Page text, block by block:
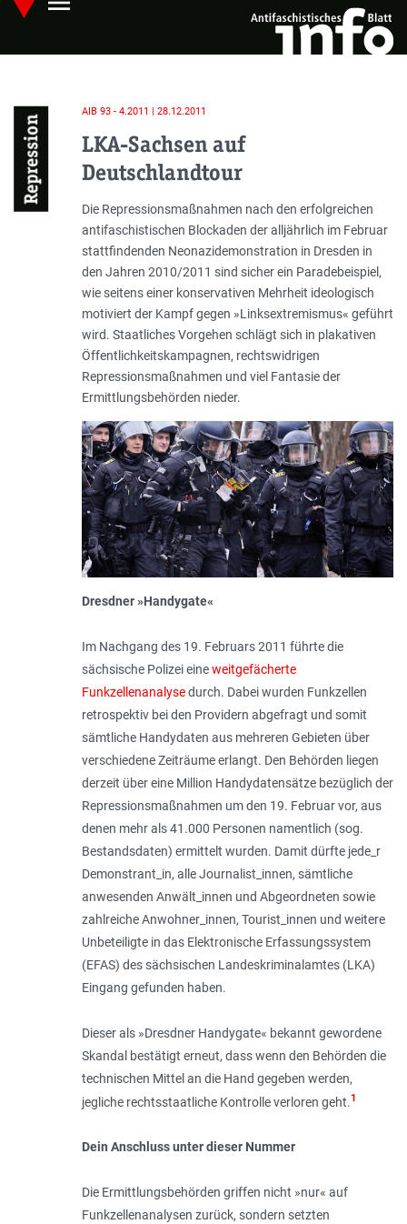
Skip
main
Hauptmenü öffnen
Repression
AIB 93 - 4.2011 | 28.12.2011
LKA-Sachsen auf
Deutschlandtour
Einleitung
Die Repressionsmaßnahmen nach den erfolgreichen
antifaschistischen Blockaden der alljährlich im Februar
stattfindenden Neonazidemonstration in Dresden in
den Jahren 2010/2011 sind sicher ein Paradebeispiel,
wie seitens einer konservativen Mehrheit ideologisch
motiviert der Kampf gegen »Linksextremismus« geführt
wird. Staatliches Vorgehen schlägt sich in plakativen
Öffentlichkeitskampagnen, rechtswidrigen
Repressionsmaßnahmen und viel Fantasie der
Ermittlungsbehörden nieder.
Dresdner »Handygate«
Im Nachgang des 19. Februars 2011 führte die
sächsische Polizei eineweitgefächerte
Funkzellenanalysedurch. Dabei wurden Funkzellen
retrospektiv bei den Providern abgefragt und somit
sämtliche Handydaten aus mehreren Gebieten über
verschiedene Zeiträume erlangt. Den Behörden liegen
derzeit über eine Million Handydatensätze bezüglich der
Repressionsmaßnahmen um den 19. Februar vor, aus
denen mehr als 41.000 Personen namentlich (sog.
Bestandsdaten) ermittelt wurden. Damit dürfte jede_r
Demonstrant_in, alle Journalist_innen, sämtliche
anwesenden Anwält_innen und Abgeordneten sowie
zahlreiche Anwohner_innen, Tourist_innen und weitere
Unbeteiligte in das Elektronische Erfassungssystem
(EFAS) des sächsischen Landeskriminalamtes (LKA)
Eingang gefunden haben.
Dieser als »Dresdner Handygate« bekannt gewordene
Skandal bestätigt erneut, dass wenn den Behörden die
technischen Mittel an die Hand gegeben werden,
jegliche rechtsstaatliche Kontrolle verloren geht.1
Dein Anschluss unter dieser Nummer
Die Ermittlungsbehörden griffen nicht »nur« auf
Funkzellenanalysen zurück, sondern setzten